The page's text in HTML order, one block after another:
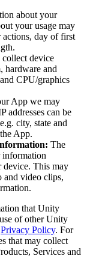
about your
your usage may
actions, day of first
device
hardware and
CPU/graphics
App we may
addresses can be
city, state and
App.
The
information
device. This may
and video clips,
that Unity
of other Unity
Privacy Policy. For
that may collect
Services and